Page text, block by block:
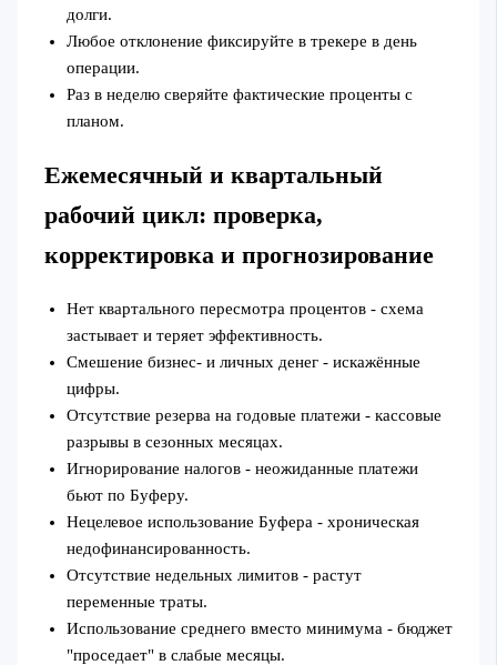
долги.
Любое отклонение фиксируйте в трекере в день
операции.
Раз в неделю сверяйте фактические проценты с
планом.
Ежемесячный и квартальный
рабочий цикл: проверка,
корректировка и прогнозирование
Нет квартального пересмотра процентов - схема
застывает и теряет эффективность.
Смешение бизнес- и личных денег - искажённые
цифры.
Отсутствие резерва на годовые платежи - кассовые
разрывы в сезонных месяцах.
Игнорирование налогов - неожиданные платежи
бьют по Буферу.
Нецелевое использование Буфера - хроническая
недофинансированность.
Отсутствие недельных лимитов - растут
переменные траты.
Использование среднего вместо минимума - бюджет
"проседает" в слабые месяцы.